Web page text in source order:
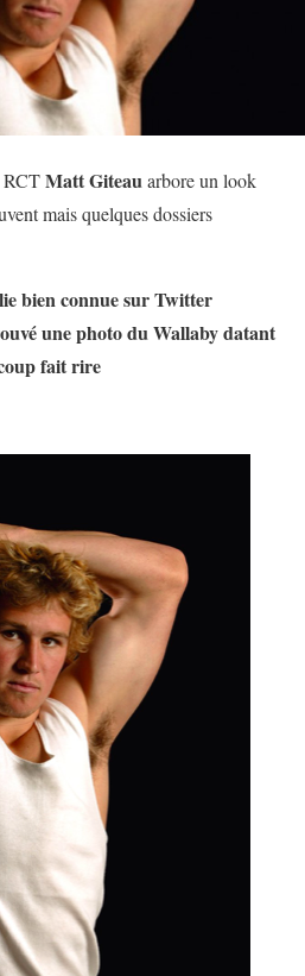
RCTMatt Giteau arbore un look
mais quelques dossiers
bien connue sur Twitter
une photo du Wallaby datant
fait rire